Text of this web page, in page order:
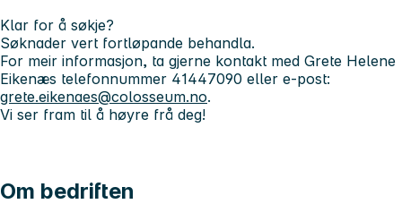
Klar for å søkje?
Søknader vert fortløpande behandla.
For meir informasjon, ta gjerne kontakt med Grete Helene
Eikenæs telefonnummer 41447090 eller e-post:
grete.eikenaes@colosseum.no.
Vi ser fram til å høyre frå deg!
Om bedriften